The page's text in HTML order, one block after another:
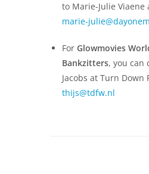
to Marie-Julie Viaene
marie-
For Glowmovies
Bankzitters, you can
Jacobs at Turn Down
thijs@tdfw.nl